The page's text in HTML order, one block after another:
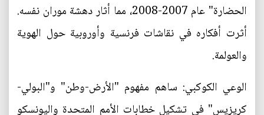
الحضارة" عام 2007-2008، مما أثار دهشة موران نفسه.
أثرت أفكاره في نقاشات فرنسية وأوروبية حول الهوية
والعولمة.
الوعي الكوكبي: ساهم مفهوم "الأرض-وطن" و"البولي-
كريزيس" في تشكيل خطابات الأمم المتحدة واليونسكو